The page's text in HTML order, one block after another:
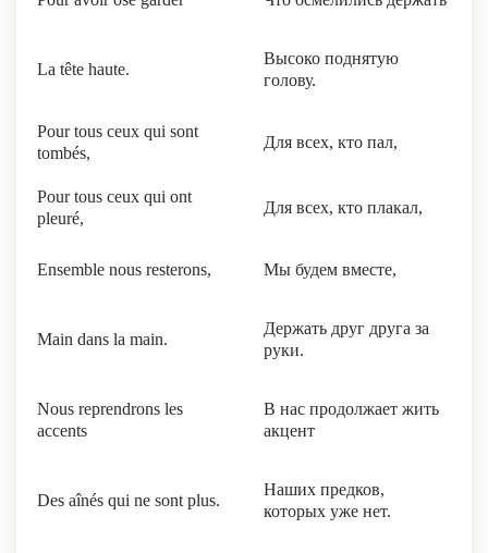
La tête haute.
Высоко поднятую
голову.
Pour tous ceux qui sont
tombés,
Для всех, кто пал,
Pour tous ceux qui ont
pleuré,
Для всех, кто плакал,
Ensemble nous resterons, Мы будем вместе,
Main dans la main.
Держать друг друга за
руки.
Nous reprendrons les
accents
В нас продолжает жить
акцент
Des aînés qui ne sont plus.
Наших предков,
которых уже нет.